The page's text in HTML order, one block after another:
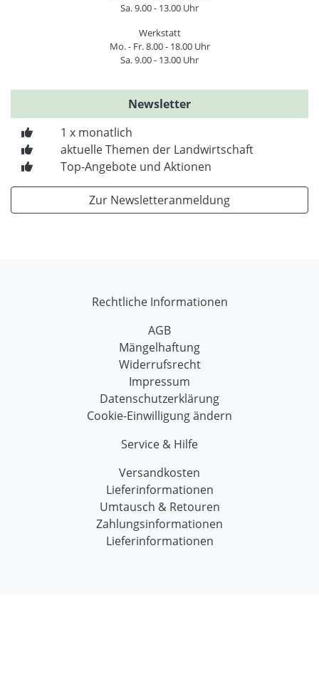
Sa. 9.00 - 13.00 Uhr
Werkstatt
Mo. - Fr. 8.00 - 18.00 Uhr
Sa. 9.00 - 13.00 Uhr
Newsletter
1 x monatlich
aktuelle Themen der Landwirtschaft
Top-Angebote und Aktionen
Zur Newsletteranmeldung
Rechtliche Informationen
AGB
Mängelhaftung
Widerrufsrecht
Impressum
Datenschutzerklärung
Cookie-Einwilligung ändern
Service & Hilfe
Versandkosten
Lieferinformationen
Umtausch & Retouren
Zahlungsinformationen
Lieferinformationen